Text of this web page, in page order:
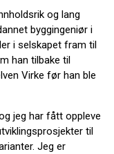
og lang
byggingeniør i
i selskapet fram til
han tilbake til
Virke før han ble
jeg har fått oppleve
til
Jeg er